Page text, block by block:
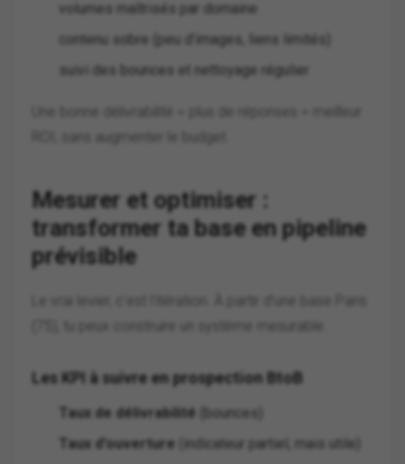
volumes maîtrisés par domaine
contenu sobre (peu d’images, liens limités)
suivi des bounces et nettoyage régulier
ROI, sans augmenter le budget.
Mesurer et optimiser :
transformer ta base en pipeline
prévisible
Le vrai levier, c’est l’itération. À partir d’une base Paris
Les KPI à suivre en prospection BtoB
Taux de délivrabilité
(bounces)
Taux d’ouverture (indicateur partiel, mais utile)